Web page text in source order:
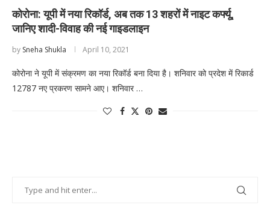
कोरोना: यूपी में नया रिकॉर्ड, अब तक 13 शहरों में नाइट कर्फ्यू,
जानिए शादी-विवाह की नई गाइडलाइन
by Sneha Shukla April 10, 2021
कोरोना ने यूपी में संक्रमण का नया रिकॉर्ड बना दिया है। शनिवार को प्रदेश में रिकार्ड
12787 नए प्रकरण सामने आए। शनिवार …